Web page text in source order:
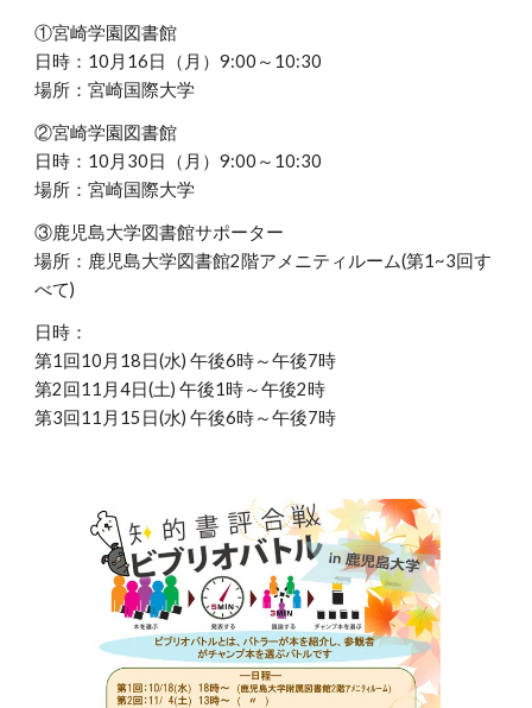
①宮崎学園図書館
日時：10月16日（月）9:00～10:30
場所：宮崎国際大学
②宮崎学園図書館
日時：10月30日（月）9:00～10:30
場所：宮崎国際大学
③鹿児島大学図書館サポーター
場所：鹿児島大学図書館2階アメニティルーム(第1~3回す
べて)
日時：
第1回10月18日(水) 午後6時～午後7時
第2回11月4日(土) 午後1時～午後2時
第3回11月15日(水) 午後6時～午後7時